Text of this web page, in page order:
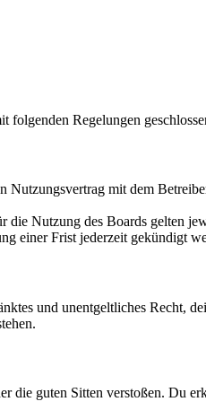
Regelungen
mit dem
Nutzung des Boards gelten
einer Frist jederzeit gekündigt
und unentgeltliches Recht,
guten Sitten verstoßen. Du